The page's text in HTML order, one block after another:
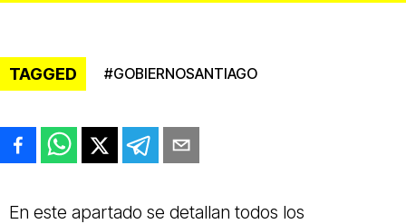
TAGGED #GOBIERNOSANTIAGO
En este apartado se detallan todos los